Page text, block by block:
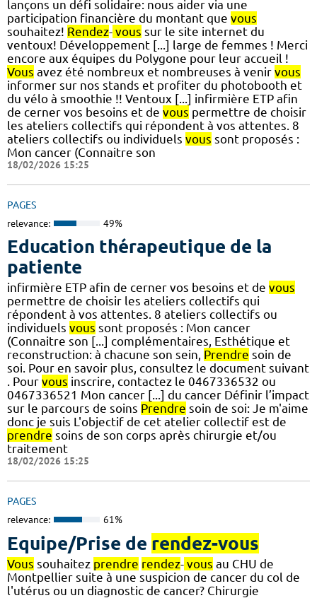
lançons un défi solidaire: nous aider via une
participation financière du montant que vous
souhaitez! Rendez- vous sur le site internet du
ventoux! Développement [...] large de femmes ! Merci
encore aux équipes du Polygone pour leur accueil !
Vous avez été nombreux et nombreuses à venir vous
informer sur nos stands et profiter du photobooth et
du vélo à smoothie !! Ventoux [...] infirmière ETP afin
de cerner vos besoins et de vous permettre de choisir
les ateliers collectifs qui répondent à vos attentes. 8
ateliers collectifs ou individuels vous sont proposés :
Mon cancer (Connaitre son
18/02/2026 15:25
PAGES
relevance: 49%
Education thérapeutique de la
patiente
infirmière ETP afin de cerner vos besoins et de vous
permettre de choisir les ateliers collectifs qui
répondent à vos attentes. 8 ateliers collectifs ou
individuels vous sont proposés : Mon cancer
(Connaitre son [...] complémentaires, Esthétique et
reconstruction: à chacune son sein, Prendre soin de
soi. Pour en savoir plus, consultez le document suivant
. Pour vous inscrire, contactez le 0467336532 ou
0467336521 Mon cancer [...] du cancer Définir l’impact
sur le parcours de soins Prendre soin de soi: Je m'aime
donc je suis L'objectif de cet atelier collectif est de
prendre soins de son corps après chirurgie et/ou
traitement
18/02/2026 15:25
PAGES
relevance: 61%
Equipe/Prise de rendez-vous
Vous souhaitez prendre rendez- vous au CHU de
Montpellier suite à une suspicion de cancer du col de
l'utérus ou un diagnostic de cancer? Chirurgie